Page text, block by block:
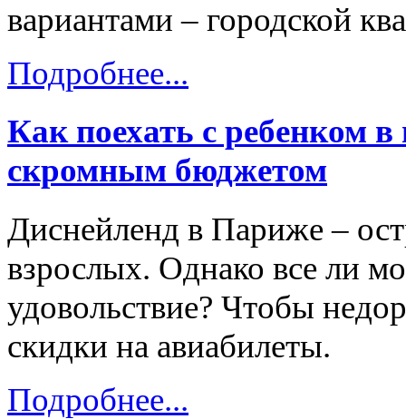
вариантами – городской
Подробнее...
Как поехать с ребенком
скромным бюджетом
Диснейленд в Париже –
взрослых. Однако все ли
удовольствие? Чтобы
скидки на авиабилеты.
Подробнее...